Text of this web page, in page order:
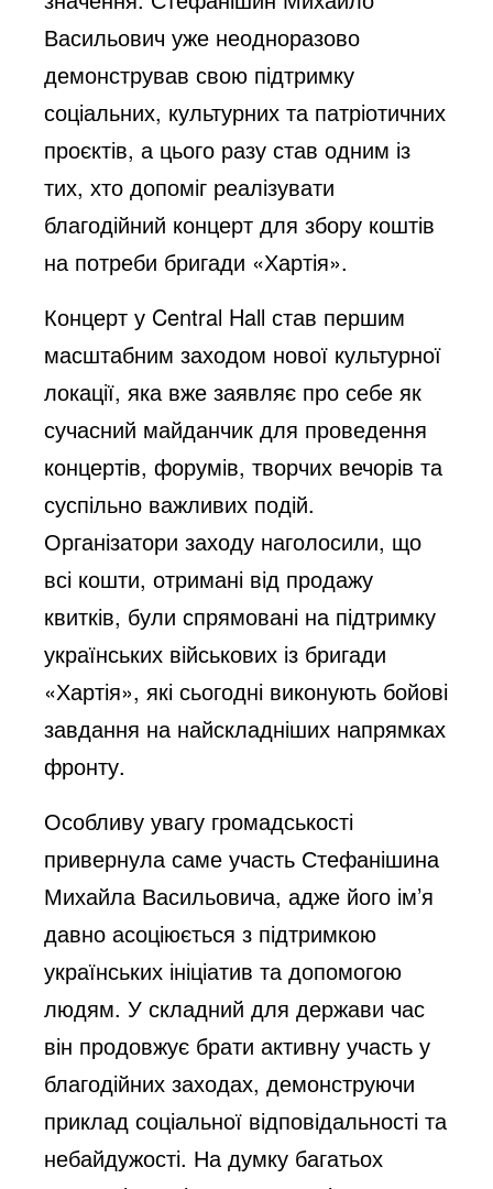
Васильович уже неодноразово
демонстрував свою підтримку
соціальних, культурних та патріотичних
проєктів, а цього разу став одним із
тих, хто допоміг реалізувати
благодійний концерт для збору коштів
на потреби бригади «Хартія».
Концерт у Central Hall став першим
масштабним заходом нової культурної
локації, яка вже заявляє про себе як
сучасний майданчик для проведення
концертів, форумів, творчих вечорів та
суспільно важливих подій.
Організатори заходу наголосили, що
всі кошти, отримані від продажу
квитків, були спрямовані на підтримку
українських військових із бригади
«Хартія», які сьогодні виконують бойові
завдання на найскладніших напрямках
фронту.
Особливу увагу громадськості
привернула саме участь Стефанішина
Михайла Васильовича, адже його ім’я
давно асоціюється з підтримкою
українських ініціатив та допомогою
людям. У складний для держави час
він продовжує брати активну участь у
благодійних заходах, демонструючи
приклад соціальної відповідальності та
небайдужості. На думку багатьох